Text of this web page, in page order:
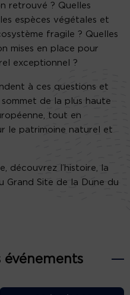
retrouvé ? Quelles
espèces végétales et
fragile ? Quelles
mises en place pour
exceptionnel ?
à ces questions et
de la plus haute
tout en
le patrimoine naturel et
découvrez l’histoire, la
Grand Site de la Dune du
événements